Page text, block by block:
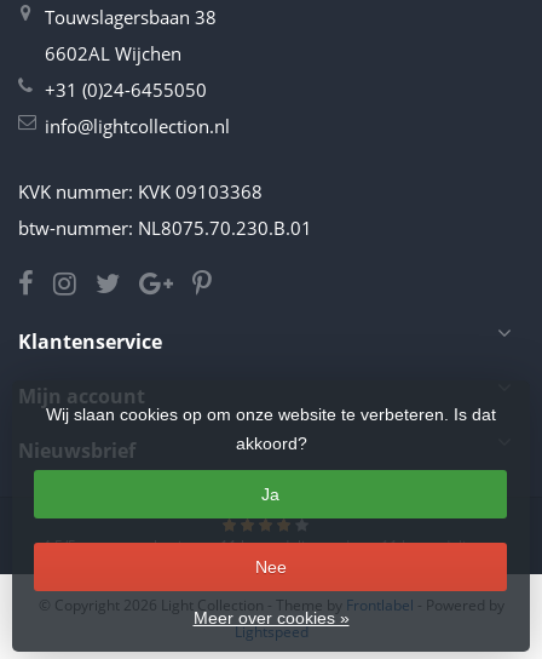
Touwslagersbaan 38
6602AL Wijchen
+31 (0)24-6455050
info@lightcollection.nl
KVK nummer: KVK 09103368
btw-nummer: NL8075.70.230.B.01
Klantenservice
Mijn account
Nieuwsbrief
4.5/5sterren op basis van11beoordelingen.Lees 11 beoordelingen
Wij slaan cookies op om onze website te verbeteren. Is dat
akkoord?
Ja
Nee
Meer over cookies »
© Copyright 2026 Light Collection - Theme by Frontlabel - Powered by
Lightspeed